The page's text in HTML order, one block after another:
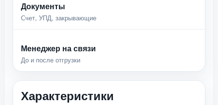
Документы
Счет, УПД, закрывающие
Менеджер на связи
До и после отгрузки
Характеристики